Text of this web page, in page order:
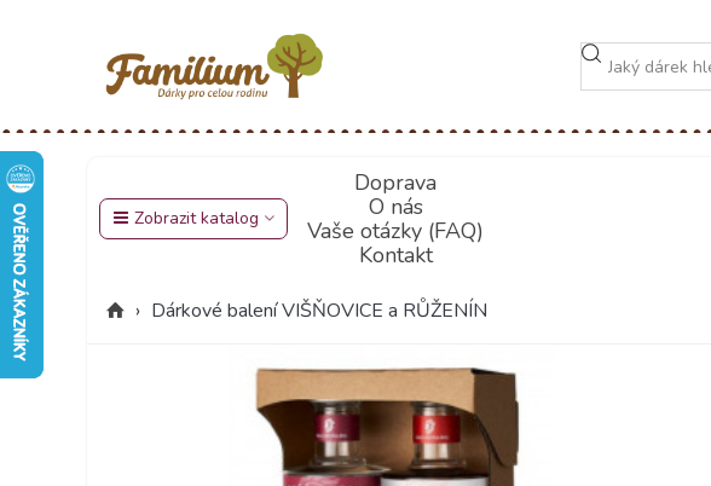
Zobrazit katalog
Doprava
O nás
Vaše otázky (FAQ)
Kontakt
› Dárkové balení VIŠŇOVICE a RŮŽENÍN